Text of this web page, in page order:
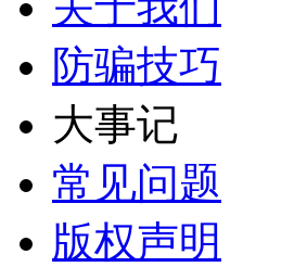
防骗技巧
大事记
常见问题
版权声明